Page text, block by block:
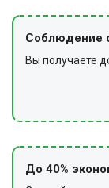
Соблюдение
Вы получаете
До 40%